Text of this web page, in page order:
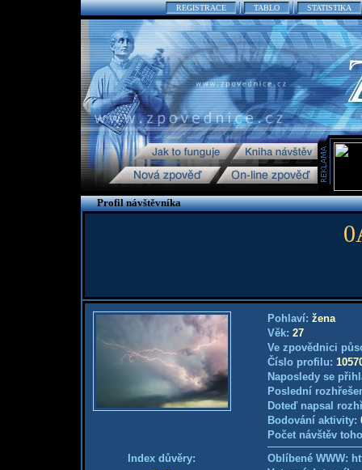
REGISTRACE TABLO STATISTIKA
Profil návštěvníka
Index důvěry:
Pohlaví: žena
Věk: 27
Ve zpovědnici
Číslo profilu:
Naposledy se
Poslední
Doteď napsal
Bodování aktivity:
Počet návštěv
Oblíbené WWW: